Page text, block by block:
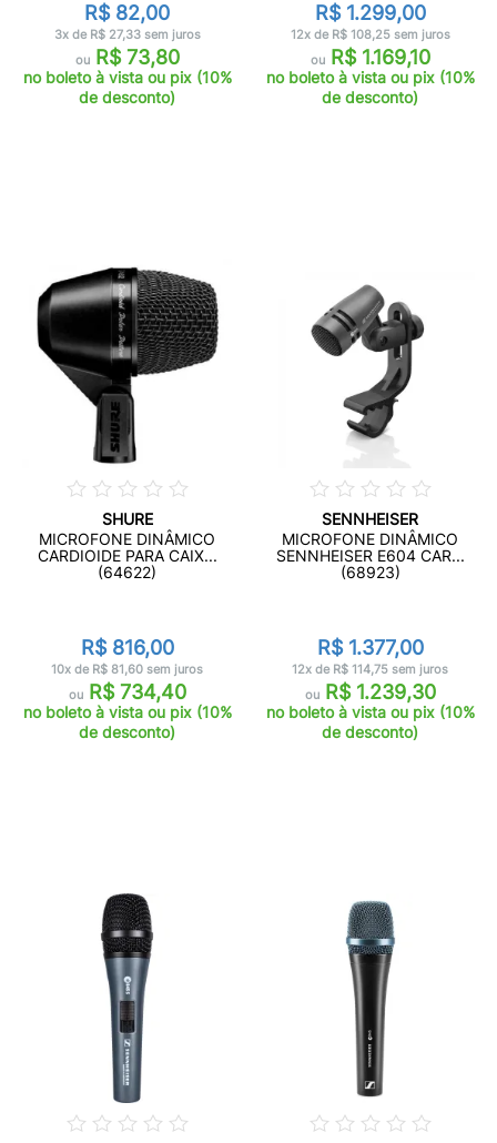
R$ 82,00
3x de R$ 27,33 sem juros
ouR$ 73,80
no boleto à vista ou pix (10%
de desconto)
R$ 1.299,00
12x de R$ 108,25 sem juros
ouR$ 1.169,10
no boleto à vista ou pix (10%
de desconto)
SHURE
MICROFONE DINÂMICO
CARDIOIDE PARA CAIX...
(64622)
R$ 816,00
10x de R$ 81,60 sem juros
ouR$ 734,40
no boleto à vista ou pix (10%
de desconto)
SENNHEISER
MICROFONE DINÂMICO
SENNHEISER E604 CAR...
(68923)
R$ 1.377,00
12x de R$ 114,75 sem juros
ouR$ 1.239,30
no boleto à vista ou pix (10%
de desconto)